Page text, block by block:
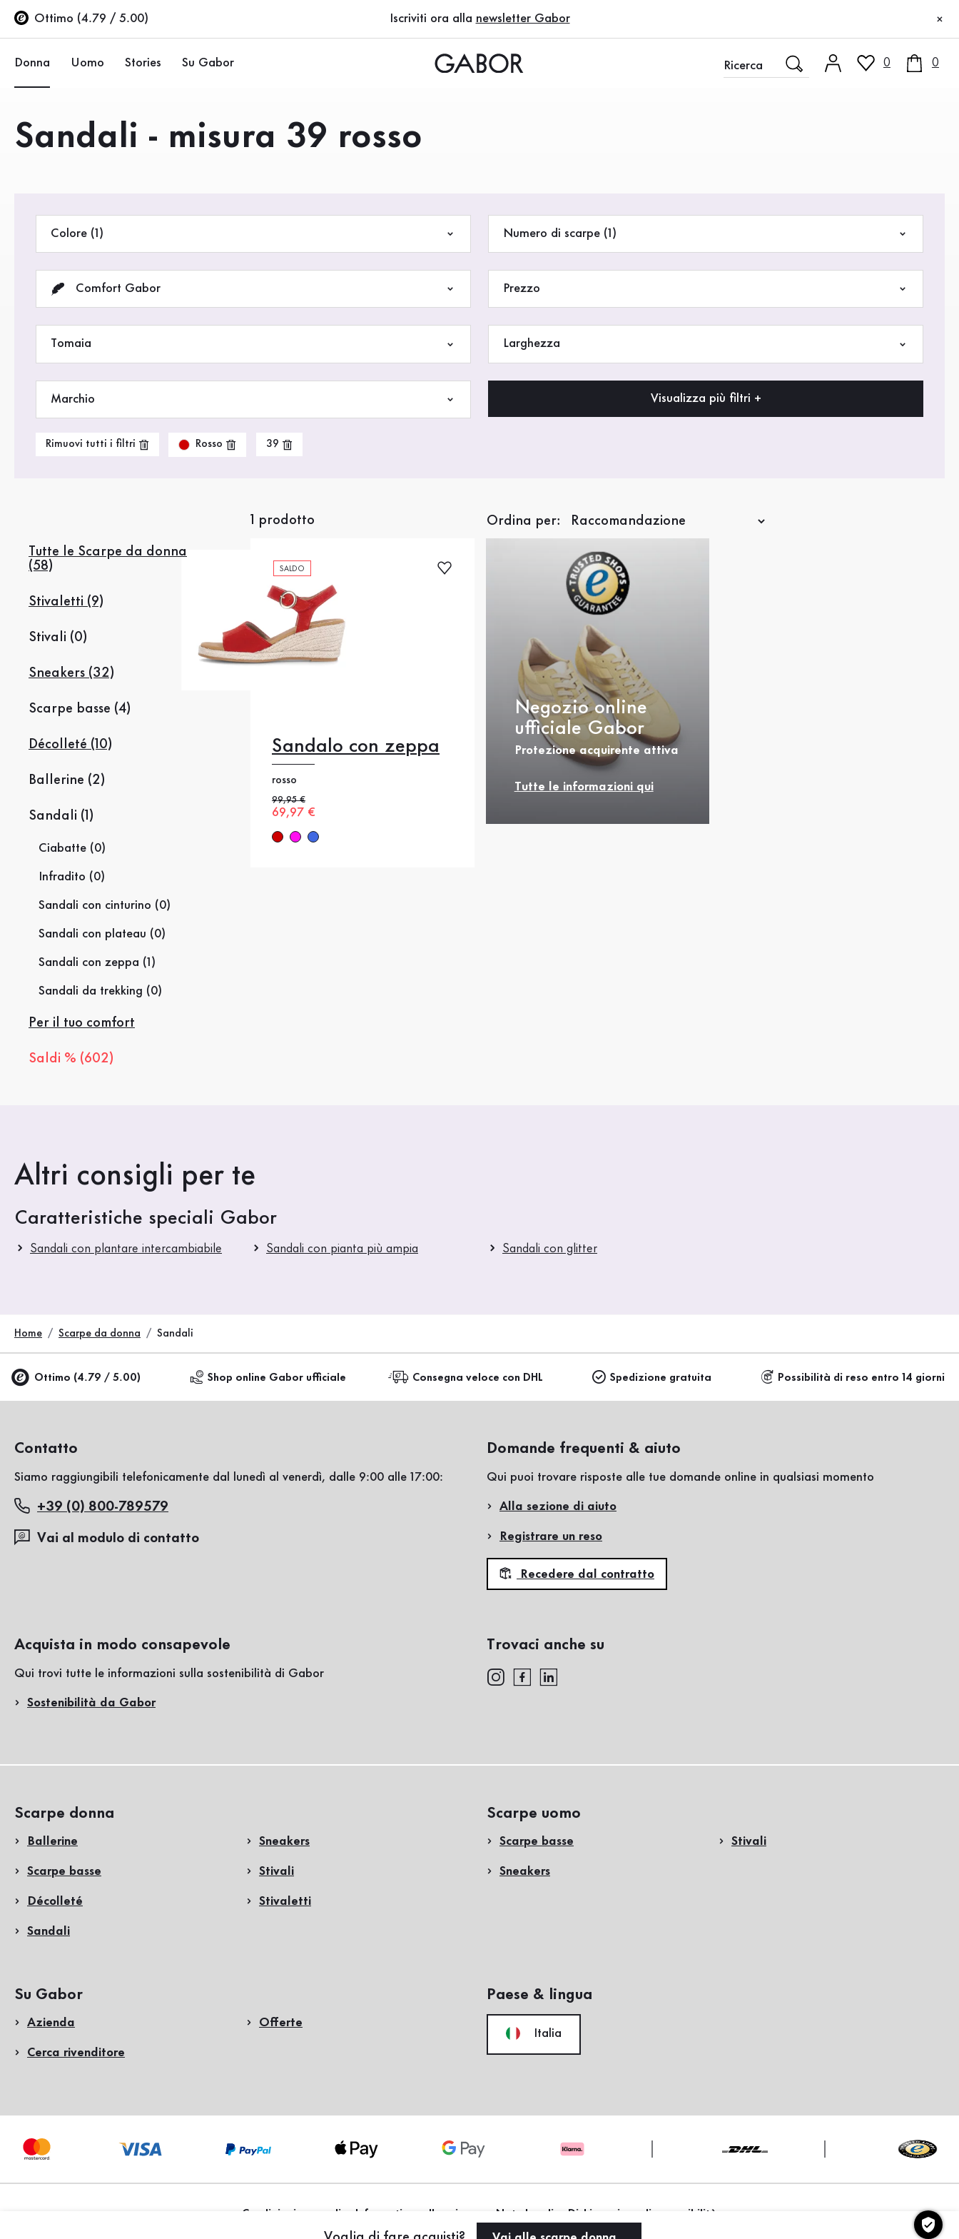
Vai al contenuto principale
Vai all’indice
Vai alla navigazione principale
Ottimo (4.79 / 5.00)
Iscriviti ora alla newsletter Gabor ×
Donna
Scarpe basse
Sneakers
Stivali
Uomo
Scarpe basse
Stories Su Gabor
Sostenibilità
0 0
Prodotti
Sandali - misura 39 rosso
Colore (1) Numero di scarpe (1)
Comfort Gabor Prezzo
Tomaia Larghezza
Marchio Visualizza più filtri +
Rimuovi tutti i filtri Rosso 39
Tutte le Scarpe da donna
(58)
Stivaletti (9)
Stivali (0)
Sneakers (32)
Scarpe basse (4)
Décolleté (10)
Ballerine (2)
Sandali (1)
Ciabatte (0)
Infradito (0)
Sandali con cinturino (0)
Sandali con plateau (0)
Sandali con zeppa (1)
Sandali da trekking (0)
Per il tuo comfort
Saldi % (602)
1 prodotto Ordina per:
SALDO
Sandalo con zeppa
rosso
Prezzo precedente
99,95 €
Nuovo prezzo
69,97 €
Negozio online
ufficiale Gabor
Protezione acquirente attiva
Tutte le informazioni qui
Altri consigli per te
Caratteristiche speciali Gabor
Sandali con plantare intercambiabile Sandali con pianta più ampia Sandali con glitter
Home Scarpe da donna Sandali
Ottimo (4.79 / 5.00) Shop online Gabor ufficiale Consegna veloce con DHL Spedizione gratuita Possibilità di reso entro 14 giorni
Contatto
Siamo raggiungibili telefonicamente dal lunedì al venerdì, dalle 9:00 alle 17:00:
+39 (0) 800-789579
Vai al modulo di contatto
Domande frequenti & aiuto
Qui puoi trovare risposte alle tue domande online in qualsiasi momento
Alla sezione di aiuto
Registrare un reso
Recedere dal contratto
Acquista in modo consapevole
Qui trovi tutte le informazioni sulla sostenibilità di Gabor
Sostenibilità da Gabor
Trovaci anche su
Scarpe donna
Ballerine
Scarpe basse
Décolleté
Sandali
Sneakers
Stivali
Stivaletti
Scarpe uomo
Scarpe basse
Sneakers
Stivali
Su Gabor
Azienda
Cerca rivenditore
Offerte
Paese & lingua
Italia
Condizioni generali Informativa sulla privacy Note legali
Dichiarazione di accessibilità
Impostazioni dei cookie